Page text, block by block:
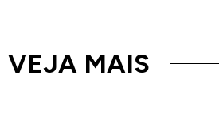
VEJA MAIS